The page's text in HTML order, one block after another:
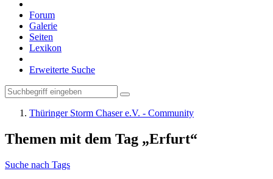
Forum
Galerie
Seiten
Lexikon
Erweiterte Suche
Thüringer Storm Chaser e.V. - Community
Themen mit dem Tag „Erfurt“
Suche nach Tags